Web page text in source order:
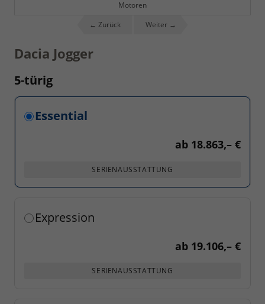
Motoren
← Zurück
Weiter →
Dacia Jogger
5-türig
Essential
ab 18.863,– €
SERIENAUSSTATTUNG
Expression
ab 19.106,– €
SERIENAUSSTATTUNG